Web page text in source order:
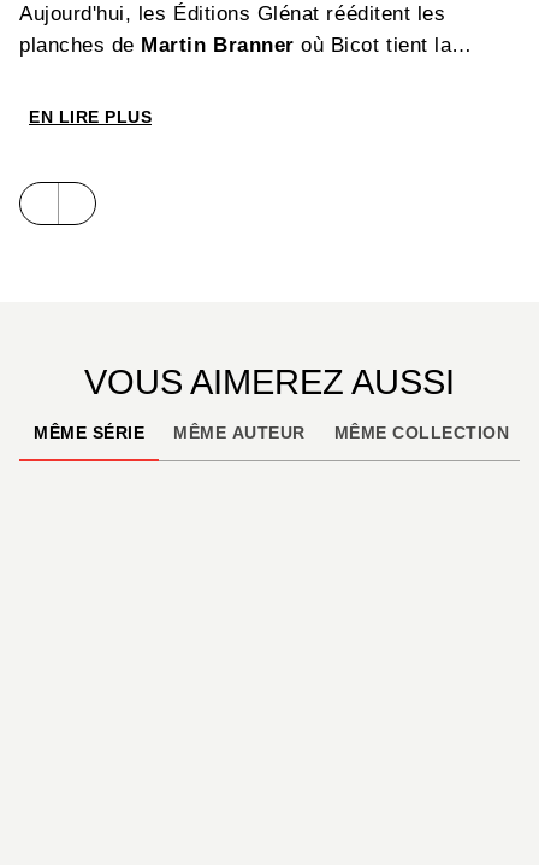
Aujourd'hui, les Éditions Glénat rééditent les
planches de Martin Branner où Bicot tient la
le lettrage d'origine, imprimé sur papier crème et
à casquette, pour le plus grand plaisir de trois
générations de lecteurs.
EN LIRE PLUS
VOUS AIMEREZ AUSSI
MÊME SÉRIE MÊME AUTEUR MÊME COLLECTION